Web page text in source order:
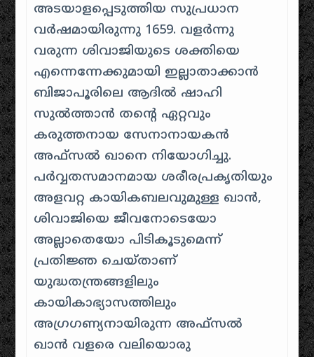
അടയാളപ്പെടുത്തിയ സുപ്രധാന
വർഷമായിരുന്നു 1659. വളർന്നു
വരുന്ന ശിവാജിയുടെ ശക്തിയെ
എന്നെന്നേക്കുമായി ഇല്ലാതാക്കാൻ
ബിജാപൂരിലെ ആദിൽ ഷാഹി
സുൽത്താൻ തന്റെ ഏറ്റവും
കരുത്തനായ സേനാനായകൻ
അഫ്സൽ ഖാനെ നിയോഗിച്ചു.
പർവ്വതസമാനമായ ശരീരപ്രകൃതിയും
അളവറ്റ കായികബലവുമുള്ള ഖാൻ,
ശിവാജിയെ ജീവനോടെയോ
അല്ലാതെയോ പിടികൂടുമെന്ന്
പ്രതിജ്ഞ ചെയ്താണ്
യുദ്ധതന്ത്രങ്ങളിലും
കായികാഭ്യാസത്തിലും
അഗ്രഗണ്യനായിരുന്ന അഫ്സൽ
ഖാൻ വളരെ വലിയൊരു